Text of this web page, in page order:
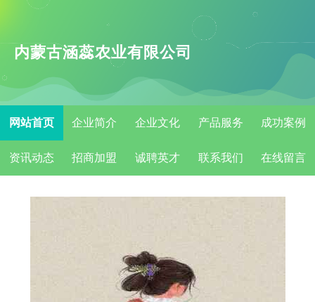
内蒙古涵蕊农业有限公司
网站首页 企业简介 企业文化 产品服务 成功案例
资讯动态 招商加盟 诚聘英才 联系我们 在线留言